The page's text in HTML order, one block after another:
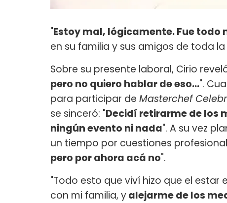
"Estoy mal, lógicamente. Fue todo
en su familia y sus amigos de toda la
Sobre su presente laboral, Cirio
pero no quiero hablar de eso...".
para participar de Masterchef
se sinceró: "Decidí retirarme de los
ningún evento ni nada". A su vez
un tiempo por cuestiones
pero por ahora acá no".
"Todo esto que viví hizo que el
con mi familia, yalejarme de los